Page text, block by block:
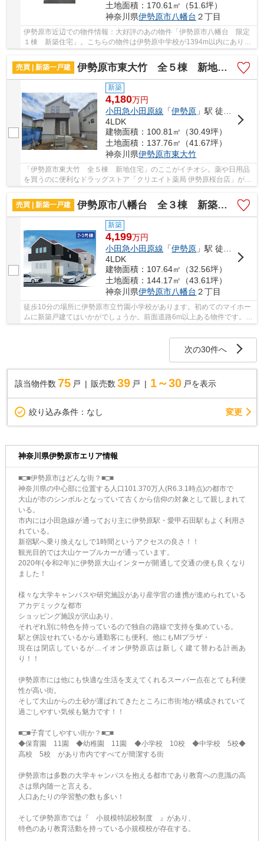
土地面積：170.61㎡（51.6坪）
神奈川県伊勢原市八幡台 ２丁目
伊勢原市近辺での物件情報：大好評のあの物件「伊勢原市八幡台 限定
１棟 新築住宅」。こちらの物件は伊勢原中学校が1394m以内にありま
売買 | 新築一戸建
伊勢原市東大竹 全５棟 新地住宅
新築
4,180万円
小田急小田原線 「伊勢原 」駅 徒歩14分
4LDK
建物面積：100.81㎡（30.49坪）
土地面積：137.76㎡（41.67坪）
神奈川県伊勢原市東大竹
「伊勢原市東大竹 全５棟 新地住宅」のここがイチオシ。薬や日用品
を買うのに便利なドラッグストア「クリエイト薬局 伊勢原桜台店」が、
売買 | 新築一戸建
伊勢原市八幡台 全３棟 新築住宅
新築
4,199万円
小田急小田原線 「伊勢原 」駅 徒歩17分
4LDK
建物面積：107.64㎡（32.56坪）
土地面積：144.17㎡（43.61坪）
神奈川県伊勢原市八幡台 ２丁目
徒歩10分の場所に伊勢原市立竹園小学校があります。初めてのマイホー
ムに新築戸建てはいかがでしょうか。前面道路6m以上ある物件です。伊
勢原市や小田急小田原線伊勢原付近でなら、お...
次の30件へ
該当物件数 75 戸 販売数 39 戸 1～30 戸を表示
絞り込み条件： なし 変更
神奈川県伊勢原市エリア情報
■□■伊勢原市はどんな街？■□■
神奈川県の中心部に位置する人口101.370万人(R6.3.1時点)の都市で
大山が市のシンボルとなっていて古くから信仰の対象として親しまれて
いる。
市内には小田急線が通っており主に伊勢原駅・愛甲石田駅もよく利用さ
れている。
新宿駅へ乗り換えなしで1時間というアクセスの良さ！！
観光目的では大山ケーブルカーが通っています。
2020年(令和2年)に伊勢原大山インターが開通して交通の便も良くなり
ました！
様々な大学キャンパスや研究施設があり産学官の連携が進められている
アカデミックな都市
ショッピング施設が沢山あり、
それぞれ別に特色を持っているので独自の路線で支持を集めている。
駅と併設せれているから通勤客にも便利。他にもMIプラザ・
現在は閉店しているが....イオン伊勢原店は新しく建て替わる計画あ
り！！
伊勢原市には他にも快適な生活を支えてくれるスーパー点在とても利便
性が高い街。
そして大山からの土砂が運ばれてきたところに市街地が構成されていて
過ごしやすい気候も魅力です！！
■□■子育てしやすい街か？■□■
◆保育園 11園 ◆幼稚園 11園 ◆小学校 10校 ◆中学校 5校◆
高校 5校 があり市内ですべてが簡潔する街
伊勢原市は多数の大学キャンパスを抱える都市であり教育への意識の高
さは県内随一と言える。
人口あたりの学習塾の数も多い！
そして伊勢原市では『 小規模特認校制度 』があり、
特色のあり教育活動を持っている小規模校が存在する。